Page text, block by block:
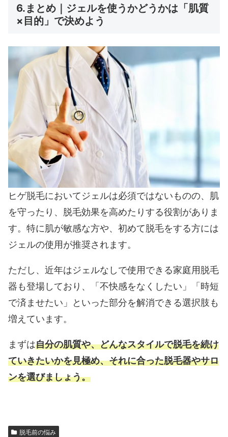
6.まとめ｜ジェルを使うかどうかは「肌質
×目的」で決めよう
ヒゲ脱毛においてジェルは必須ではないものの、肌
を守ったり、脱毛効果を高めたりする役割がありま
す。特に肌が敏感な方や、初めて脱毛をする方には
ジェルの使用が推奨されます。
ただし、近年はジェルなしで使用できる家庭用脱毛
器も登場しており、「不快感をなくしたい」「時短
で済ませたい」といった部分を解消できる選択肢も
増えています。
まずは自分の肌質や、どんなスタイルで脱毛を続け
ていきたいかを見極め、それに合った脱毛器やサロ
ンを選びましょう。
脱毛前の悩み